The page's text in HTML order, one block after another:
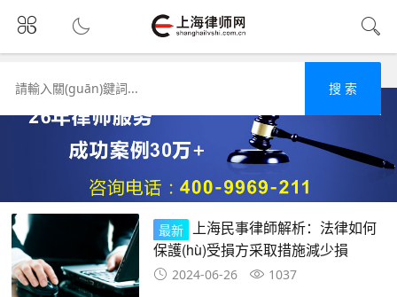
搜 索
最新 上海民事律師解析：法律如何
保護(hù)受損方采取措施減少損
失？
2024-06-26 1037